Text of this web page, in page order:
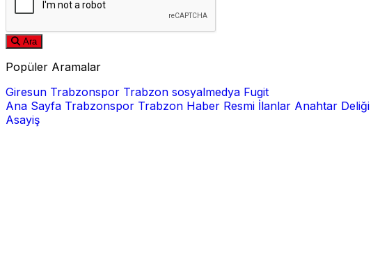
Ara
Popüler Aramalar
Giresun Trabzonspor Trabzon sosyalmedya Fugit
Ana Sayfa Trabzonspor Trabzon Haber Resmi İlanlar Anahtar Deliği
Asayiş